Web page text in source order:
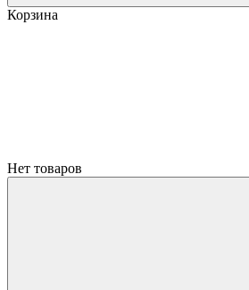
Корзина
Нет товаров